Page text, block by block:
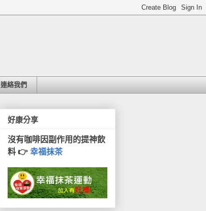
連絡我們
好康分享
沒有咖啡因副作用的提神飲
料 👉 幸福抹茶